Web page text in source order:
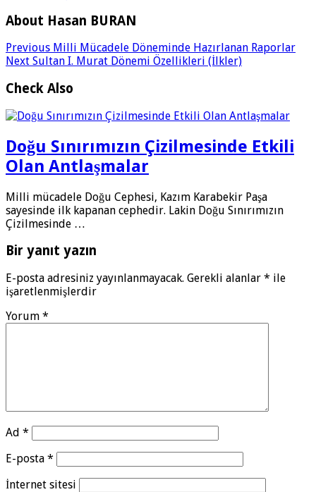
About Hasan BURAN
Previous Milli Mücadele Döneminde Hazırlanan Raporlar
Next Sultan I. Murat Dönemi Özellikleri (İlkler)
Check Also
Doğu Sınırımızın Çizilmesinde Etkili
Olan Antlaşmalar
Milli mücadele Doğu Cephesi, Kazım Karabekir Paşa
sayesinde ilk kapanan cephedir. Lakin Doğu Sınırımızın
Çizilmesinde …
Bir yanıt yazın
E-posta adresiniz yayınlanmayacak. Gerekli alanlar * ile
işaretlenmişlerdir
Yorum *
Ad *
E-posta *
İnternet sitesi